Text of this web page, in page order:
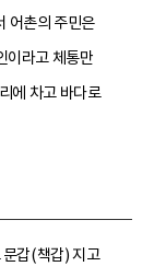
어촌의 주민은
이라고 체통만
에 차고 바다로
문갑(책갑) 지고